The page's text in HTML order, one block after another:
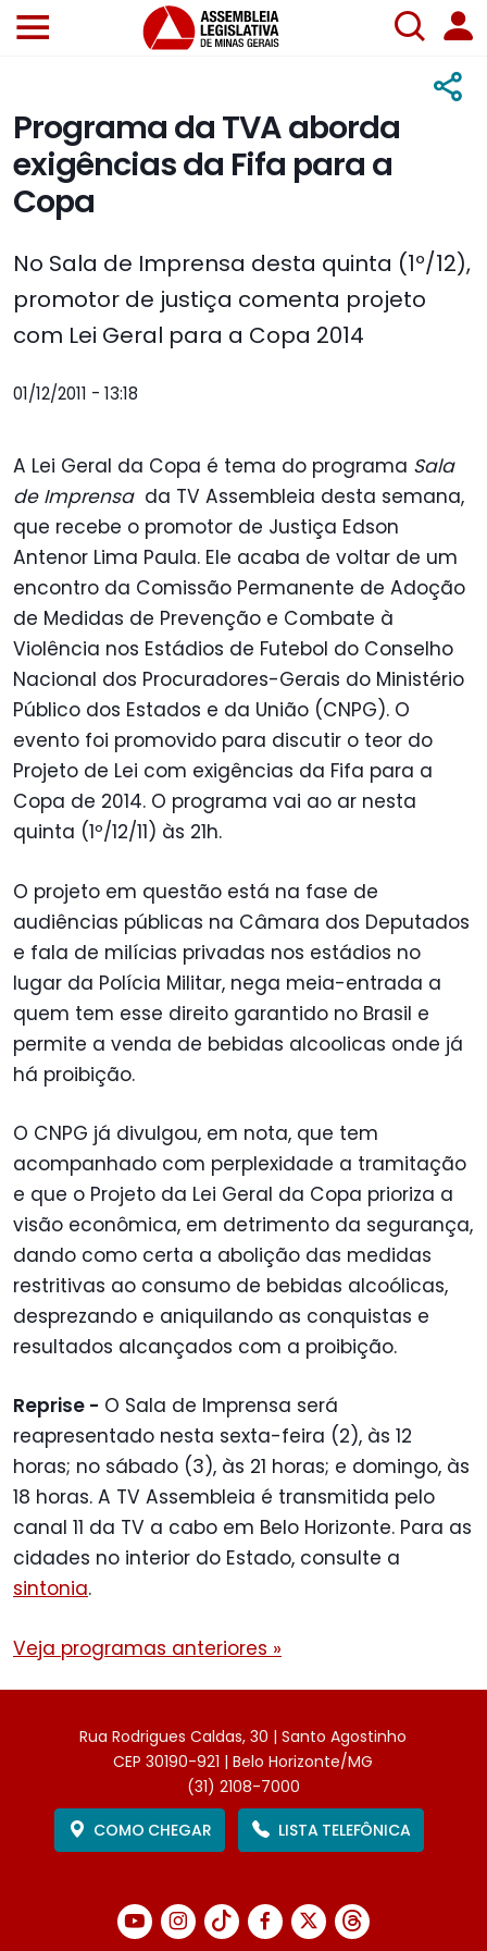
Programa da TVA aborda
exigências da Fifa para a
Copa
No Sala de Imprensa desta quinta (1º/12),
promotor de justiça comenta projeto
com Lei Geral para a Copa 2014
01/12/2011 - 13:18
A Lei Geral da Copa é tema do programa Sala
de Imprensada TV Assembleia desta semana,
que recebe o promotor de Justiça Edson
Antenor Lima Paula. Ele acaba de voltar de um
encontro da Comissão Permanente de Adoção
de Medidas de Prevenção e Combate à
Violência nos Estádios de Futebol do Conselho
Nacional dos Procuradores-Gerais do Ministério
Público dos Estados e da União (CNPG). O
evento foi promovido para discutir o teor do
Projeto de Lei com exigências da Fifa para a
Copa de 2014. O programa vai ao ar nesta
quinta (1º/12/11) às 21h.
O projeto em questão está na fase de
audiências públicas na Câmara dos Deputados
e fala de milícias privadas nos estádios no
lugar da Polícia Militar, nega meia-entrada a
quem tem esse direito garantido no Brasil e
permite a venda de bebidas alcoolicas onde já
há proibição.
O CNPG já divulgou, em nota, que tem
acompanhado com perplexidade a tramitação
e que o Projeto da Lei Geral da Copa prioriza a
visão econômica, em detrimento da segurança,
dando como certa a abolição das medidas
restritivas ao consumo de bebidas alcoólicas,
desprezando e aniquilando as conquistas e
resultados alcançados com a proibição.
Reprise - O Sala de Imprensa será
reapresentado nesta sexta-feira (2), às 12
horas; no sábado (3), às 21 horas; e domingo, às
18 horas. A TV Assembleia é transmitida pelo
canal 11 da TV a cabo em Belo Horizonte. Para as
cidades no interior do Estado, consulte a
sintonia.
Veja programas anteriores »
Rua Rodrigues Caldas, 30 | Santo Agostinho
CEP 30190-921 | Belo Horizonte/MG
(31) 2108-7000
COMO CHEGAR
LISTA TELEFÔNICA